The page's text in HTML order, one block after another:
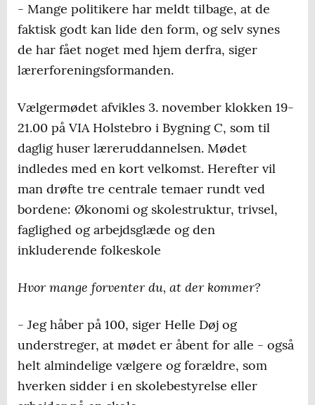
- Mange politikere har meldt tilbage, at de
faktisk godt kan lide den form, og selv synes
de har fået noget med hjem derfra, siger
lærerforeningsformanden.
Vælgermødet afvikles 3. november klokken 19-
21.00 på VIA Holstebro i Bygning C, som til
daglig huser læreruddannelsen. Mødet
indledes med en kort velkomst. Herefter vil
man drøfte tre centrale temaer rundt ved
bordene: Økonomi og skolestruktur, trivsel,
faglighed og arbejdsglæde og den
inkluderende folkeskole
Hvor mange forventer du, at der kommer?
- Jeg håber på 100, siger Helle Døj og
understreger, at mødet er åbent for alle - også
helt almindelige vælgere og forældre, som
hverken sidder i en skolebestyrelse eller